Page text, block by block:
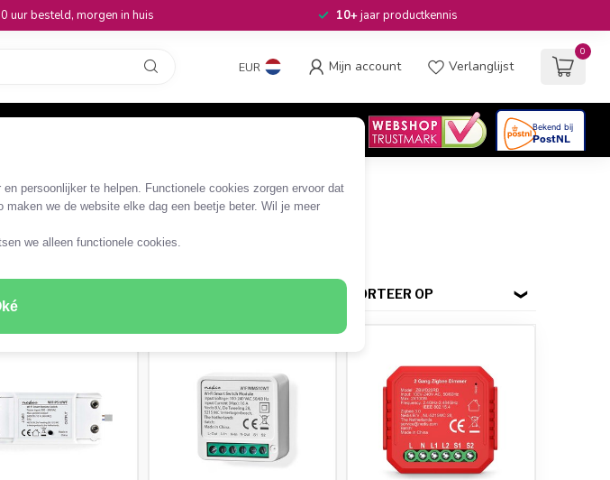
persoonlijker te helpen. Functionele cookies zorgen ervoor dat
we de website elke dag een beetje beter. Wil je meer
we alleen functionele cookies.
uur besteld, morgen in huis 10+jaar productkennis
EUR Mijn account Verlanglijst
0
SORTEER OP